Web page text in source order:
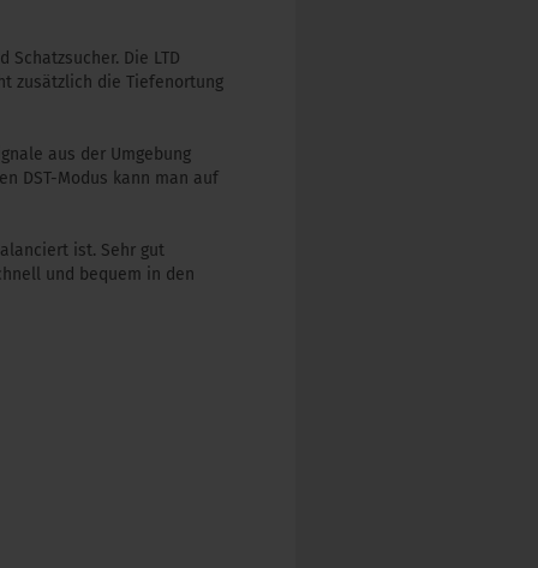
Die LTD
zusätzlich die Tiefenortung
aus der Umgebung
DST-Modus kann man auf
ist. Sehr gut
und bequem in den